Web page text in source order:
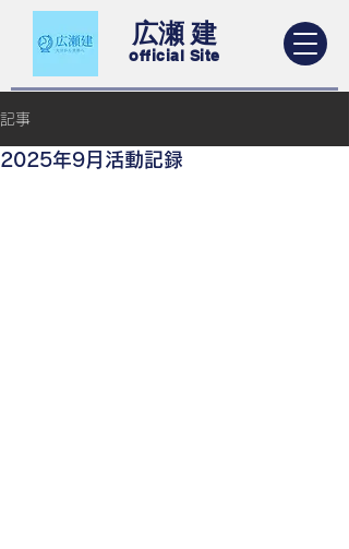
​広瀬 建
​official Site
記事
2025年9月活動記録